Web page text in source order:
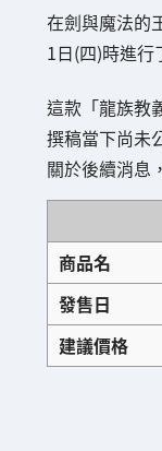
在劍與魔法的
1日(四)時進
這款「龍族教
撰稿當下尚未
關於後續消息
商品名
發售日
建議價格